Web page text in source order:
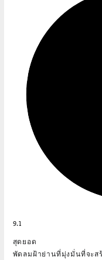
9.1
สุดยอด
พัดลมฝ้าย่านที่มุ่งมั่นที่จะส